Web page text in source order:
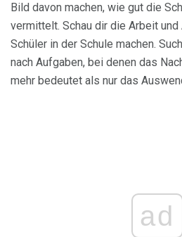
Bild davon machen, wie gut die
vermittelt. Schau dir die Arbeit und
Schüler in der Schule machen.
nach Aufgaben, bei denen das
mehr bedeutet als nur das
ad